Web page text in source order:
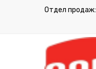
Отдел продаж: